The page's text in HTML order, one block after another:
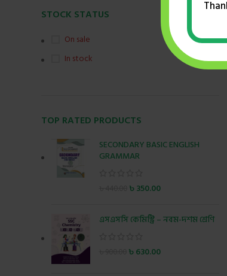
STOCK STATUS
On sale
In stock
TOP RATED PRODUCTS
SECONDARY BASIC ENGLISH
GRAMMAR
৳350.00
এসএসসি কেমিস্ট্রি – নবম-দশম শ্রেণি
৳630.00